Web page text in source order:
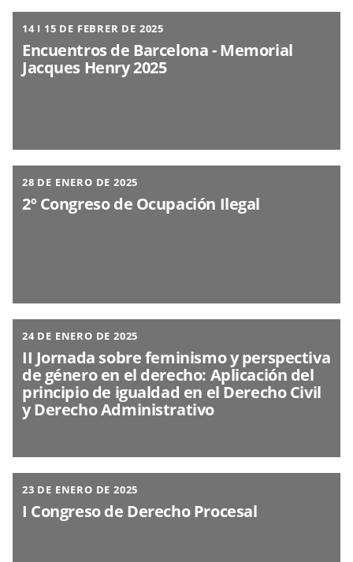
14 I 15 DE FEBRER DE 2025
Encuentros de Barcelona - Memorial
Jacques Henry 2025
28 DE ENERO DE 2025
2º Congreso de Ocupación Ilegal
24 DE ENERO DE 2025
II Jornada sobre feminismo y perspectiva
de género en el derecho: Aplicación del
principio de igualdad en el Derecho Civil
y Derecho Administrativo
23 DE ENERO DE 2025
I Congreso de Derecho Procesal